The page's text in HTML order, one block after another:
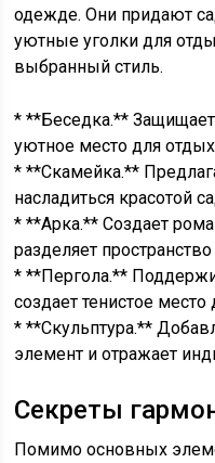
одежде. Они придают
уютные уголки для
выбранный стиль.
* **Беседка.**
уютное место для
* **Скамейка.**
насладиться красотой
* **Арка.** Создает
разделяет
* **Пергола.**
создает тенистое место
* **Скульптура.**
элемент и отражает
Секреты
Помимо основных